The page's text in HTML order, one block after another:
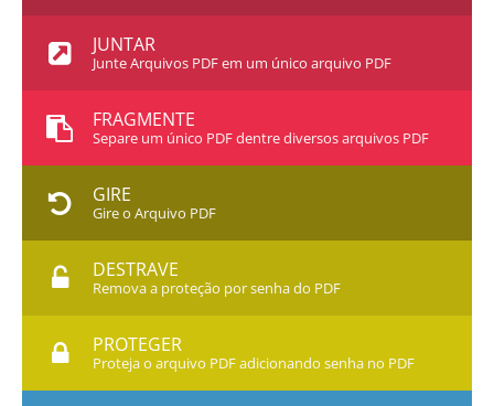
JUNTAR
Junte Arquivos PDF em um único arquivo PDF
FRAGMENTE
Separe um único PDF dentre diversos arquivos PDF
GIRE
Gire o Arquivo PDF
DESTRAVE
Remova a proteção por senha do PDF
PROTEGER
Proteja o arquivo PDF adicionando senha no PDF